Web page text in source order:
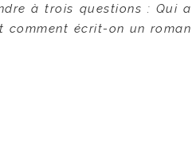
à trois questions : Qui a
comment écrit-on un roman